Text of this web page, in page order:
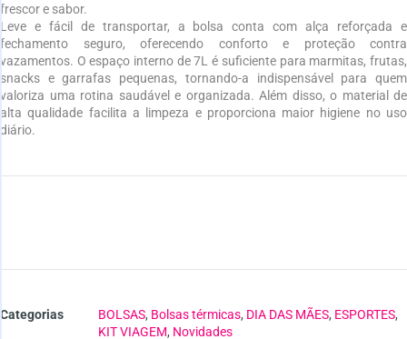
frescor e sabor.
Leve e fácil de transportar, a bolsa conta com alça reforçada e
fechamento seguro, oferecendo conforto e proteção contra
vazamentos. O espaço interno de 7L é suficiente para marmitas, frutas,
snacks e garrafas pequenas, tornando-a indispensável para quem
valoriza uma rotina saudável e organizada. Além disso, o material de
alta qualidade facilita a limpeza e proporciona maior higiene no uso
diário.
Categorias BOLSAS, Bolsas térmicas, DIA DAS MÃES, ESPORTES,
KIT VIAGEM, Novidades